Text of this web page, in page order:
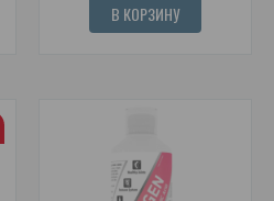
В КОРЗИНУ